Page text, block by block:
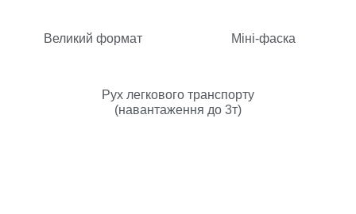
Великий формат Міні-фаска
Рух легкового транспорту
(навантаження до 3т)